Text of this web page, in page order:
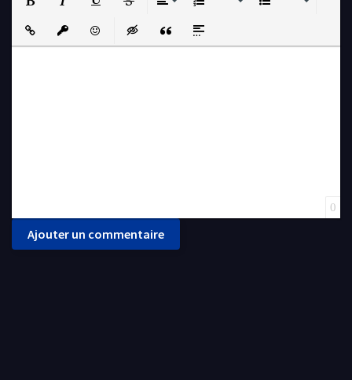
Strikethrough
Insert LinkInsert protected link
EmoticonsInsert hidden text
Insert QuoteInsert spoiler
0
Ajouter un commentaire